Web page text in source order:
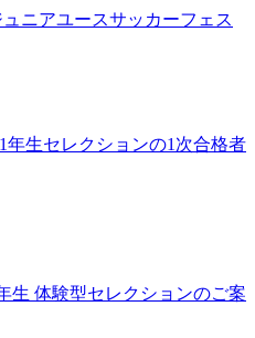
ニアユースサッカーフェス
生セレクションの1次合格者
生 体験型セレクションのご案